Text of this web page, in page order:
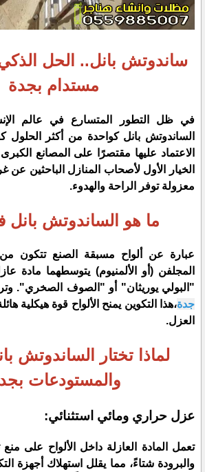
ساندوتش بانل.. الحل
مستدام بجدة
​في ظل التطور المتسارع في عالم
الساندوتش بانل كواحدة من أكثر الحلول
الاعتماد عليها مقتصرًا على المصانع
الخيار الأول لأصحاب المنازل الباحثين
معزولة توفر الراحة والهدوء.
​ما هو الساندوتش
​عبارة عن ألواح مسبقة الصنع تتكون
المجلفن (أو الألمنيوم) يتوسطهما مادة
"البولي يوريثان" أو "الصوف الصخري".
جدة،هذا التكوين يمنح الألواح قوة هيكلية
العزل.
لماذا تختار الساندوتش
والمستودعات
​عزل حراري ومائي استثنائي:
تعمل المادة العازلة داخل الألواح على
والبرودة شتاءً، مما يقلل استهلاك أجهزة